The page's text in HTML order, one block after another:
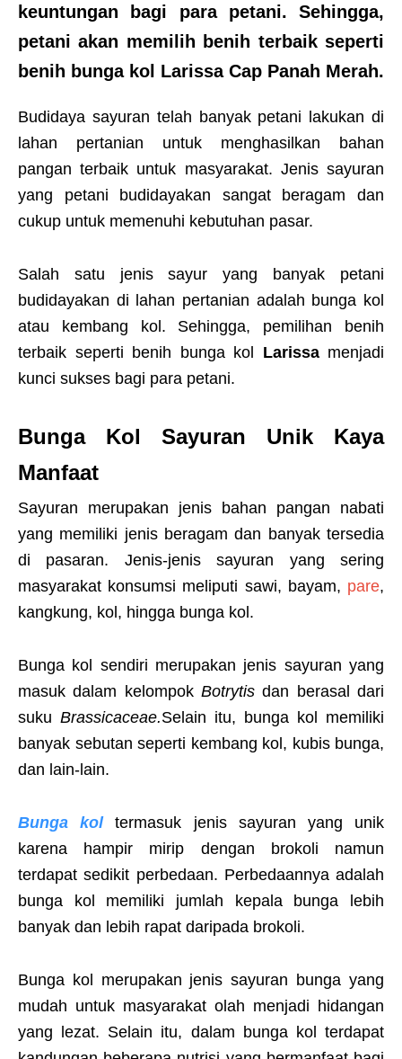
keuntungan bagi para petani. Sehingga,
petani akan memilih benih terbaik seperti
benih bunga kol Larissa Cap Panah Merah.
Budidaya sayuran telah banyak petani lakukan di
lahan pertanian untuk menghasilkan bahan
pangan terbaik untuk masyarakat. Jenis sayuran
yang petani budidayakan sangat beragam dan
cukup untuk memenuhi kebutuhan pasar.
Salah satu jenis sayur yang banyak petani
budidayakan di lahan pertanian adalah bunga kol
atau kembang kol. Sehingga, pemilihan benih
terbaik seperti benih bunga kol Larissamenjadi
kunci sukses bagi para petani.
Bunga Kol Sayuran Unik Kaya
Manfaat
Sayuran merupakan jenis bahan pangan nabati
yang memiliki jenis beragam dan banyak tersedia
di pasaran. Jenis-jenis sayuran yang sering
masyarakat konsumsi meliputi sawi, bayam, pare,
kangkung, kol, hingga bunga kol.
Bunga kol sendiri merupakan jenis sayuran yang
masuk dalam kelompok Botrytisdan berasal dari
suku Brassicaceae.Selain itu, bunga kol memiliki
banyak sebutan seperti kembang kol, kubis bunga,
dan lain-lain.
Bunga koltermasuk jenis sayuran yang unik
karena hampir mirip dengan brokoli namun
terdapat sedikit perbedaan. Perbedaannya adalah
bunga kol memiliki jumlah kepala bunga lebih
banyak dan lebih rapat daripada brokoli.
Bunga kol merupakan jenis sayuran bunga yang
mudah untuk masyarakat olah menjadi hidangan
yang lezat. Selain itu, dalam bunga kol terdapat